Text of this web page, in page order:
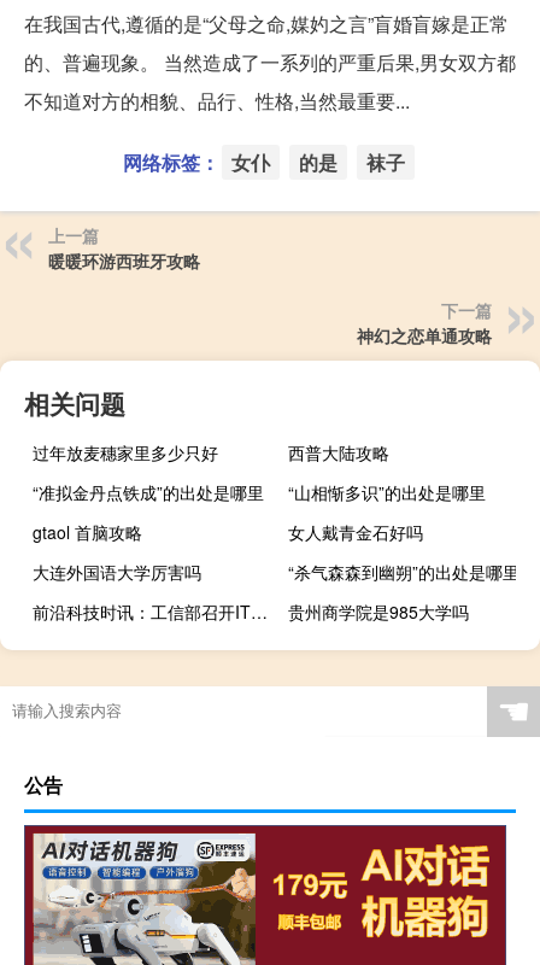
在我国古代,遵循的是“父母之命,媒妁之言”盲婚盲嫁是正常
的、普遍现象。 当然造成了一系列的严重后果,男女双方都
不知道对方的相貌、品行、性格,当然最重要...
网络标签： 女仆 的是 袜子
上一篇
暖暖环游西班牙攻略
下一篇
神幻之恋单通攻略
相关问题
过年放麦穗家里多少只好
西普大陆攻略
“准拟金丹点铁成”的出处是哪里
“山相惭多识”的出处是哪里
gtaol 首脑攻略
女人戴青金石好吗
大连外国语大学厉害吗
“杀气森森到幽朔”的出处是哪里
前沿科技时讯：工信部召开IT界座谈会 听取软件业十三五规划意见
贵州商学院是985大学吗
☚
公告